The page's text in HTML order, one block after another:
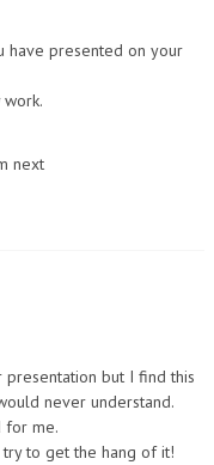
have presented on your
next
presentation but I find this
never understand.
for me.
to get the hang of it!